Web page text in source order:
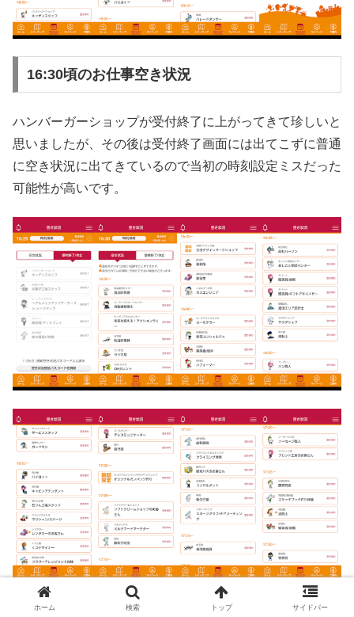
16:30頃のお仕事空き状況
ハンバーガーショップが受付終了に上がってきて珍しいと
思いましたが、その後は受付終了画面には出てこずに普通
に空き状況に出てきているので当初の時刻設定ミスだった
可能性が高いです。
ホーム 検索 トップ サイドバー